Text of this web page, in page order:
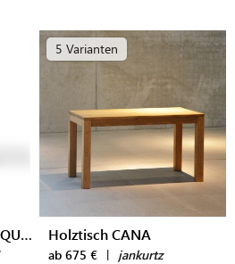
Personen
Küchentisch TREFOIL SQUARE TABLE
5 Varianten
Holztisch CANA
ab 675 € | jankurtz